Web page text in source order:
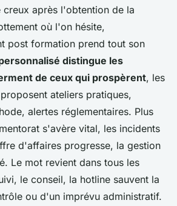
creux après l'obtention de la
où l'on hésite,
post formation prend tout son
distingue les
de ceux qui prospèrent, les
ateliers pratiques,
alertes réglementaires. Plus
s'avère vital, les incidents
d'affaires progresse, la gestion
Le mot revient dans tous les
le conseil, la hotline sauvent la
ou d'un imprévu administratif.